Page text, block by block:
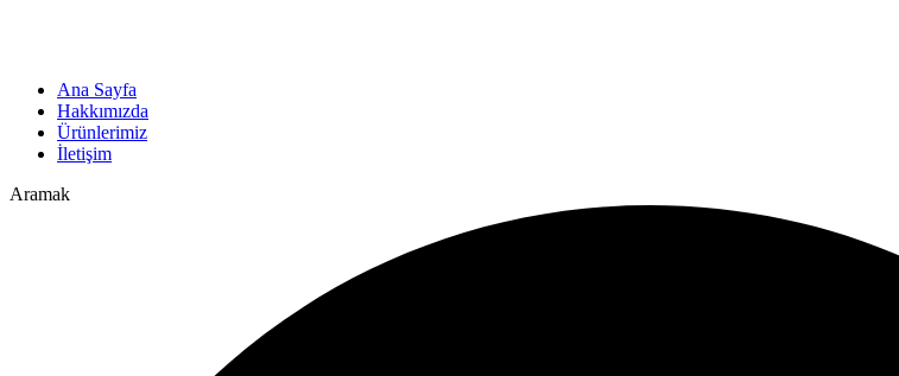
Ana Sayfa
Hakkımızda
Ürünlerimiz
İletişim
Aramak